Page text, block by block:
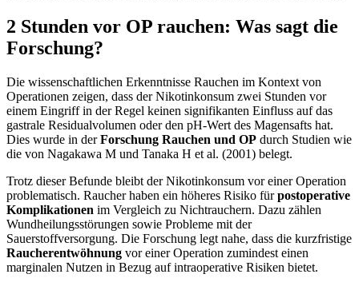
2 Stunden vor OP rauchen: Was sagt die
Forschung?
Die wissenschaftlichen Erkenntnisse Rauchen im Kontext von
Operationen zeigen, dass der Nikotinkonsum zwei Stunden vor
einem Eingriff in der Regel keinen signifikanten Einfluss auf das
gastrale Residualvolumen oder den pH-Wert des Magensafts hat.
Dies wurde in derForschung Rauchen und OP durch Studien wie
die von Nagakawa M und Tanaka H et al. (2001) belegt.
Trotz dieser Befunde bleibt der Nikotinkonsum vor einer Operation
problematisch. Raucher haben ein höheres Risiko fürpostoperative
Komplikationen im Vergleich zu Nichtrauchern. Dazu zählen
Wundheilungsstörungen sowie Probleme mit der
Sauerstoffversorgung. Die Forschung legt nahe, dass die kurzfristige
Raucherentwöhnung vor einer Operation zumindest einen
marginalen Nutzen in Bezug auf intraoperative Risiken bietet.